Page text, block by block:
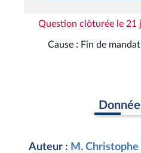
Question clôturée le 21
Cause : Fin de mandat
Auteur : M.